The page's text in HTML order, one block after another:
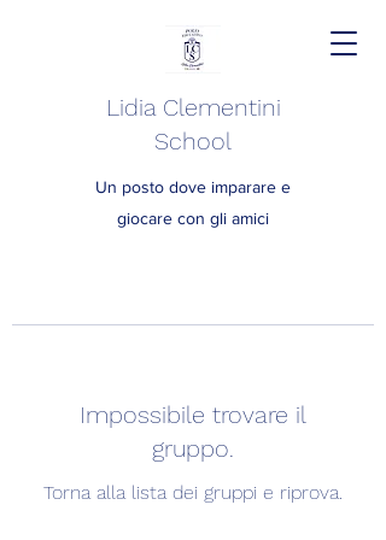
Lidia Clementini
School
Un posto dove imparare e
giocare con gli amici
Impossibile trovare il
gruppo.
Torna alla lista dei gruppi e riprova.